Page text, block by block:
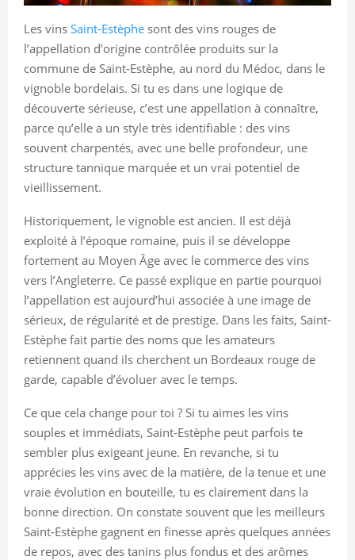
Les vins Saint-Estèphe sont des vins rouges de
l’appellation d’origine contrôlée produits sur la
commune de Saint-Estèphe, au nord du Médoc, dans le
vignoble bordelais. Si tu es dans une logique de
découverte sérieuse, c’est une appellation à connaître,
parce qu’elle a un style très identifiable : des vins
souvent charpentés, avec une belle profondeur, une
structure tannique marquée et un vrai potentiel de
vieillissement.
Historiquement, le vignoble est ancien. Il est déjà
exploité à l’époque romaine, puis il se développe
fortement au Moyen Âge avec le commerce des vins
vers l’Angleterre. Ce passé explique en partie pourquoi
l’appellation est aujourd’hui associée à une image de
sérieux, de régularité et de prestige. Dans les faits, Saint-
Estèphe fait partie des noms que les amateurs
retiennent quand ils cherchent un Bordeaux rouge de
garde, capable d’évoluer avec le temps.
Ce que cela change pour toi ? Si tu aimes les vins
souples et immédiats, Saint-Estèphe peut parfois te
sembler plus exigeant jeune. En revanche, si tu
apprécies les vins avec de la matière, de la tenue et une
vraie évolution en bouteille, tu es clairement dans la
bonne direction. On constate souvent que les meilleurs
Saint-Estèphe gagnent en finesse après quelques années
de repos, avec des tanins plus fondus et des arômes